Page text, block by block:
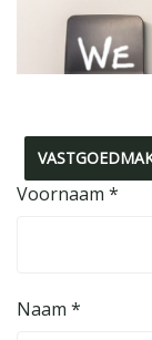
Voornaam *
Naam *